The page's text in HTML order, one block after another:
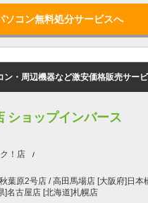
ソコン無料処分サービスへ
ン・周辺機器など激安価格販売サー
ショップインバース
！店
葉原2号店 / 高田馬場店 [大阪府]日本
]名古屋店 [北海道]札幌店